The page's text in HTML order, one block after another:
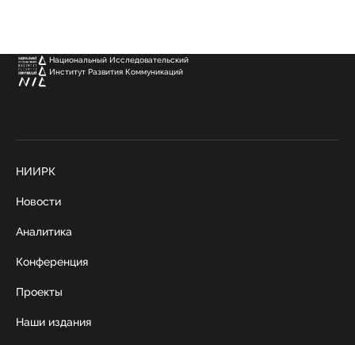
Национальный Исследовательский
Институт Развития Коммуникаций
НИИРК
Новости
Аналитика
Конференция
Проекты
Наши издания